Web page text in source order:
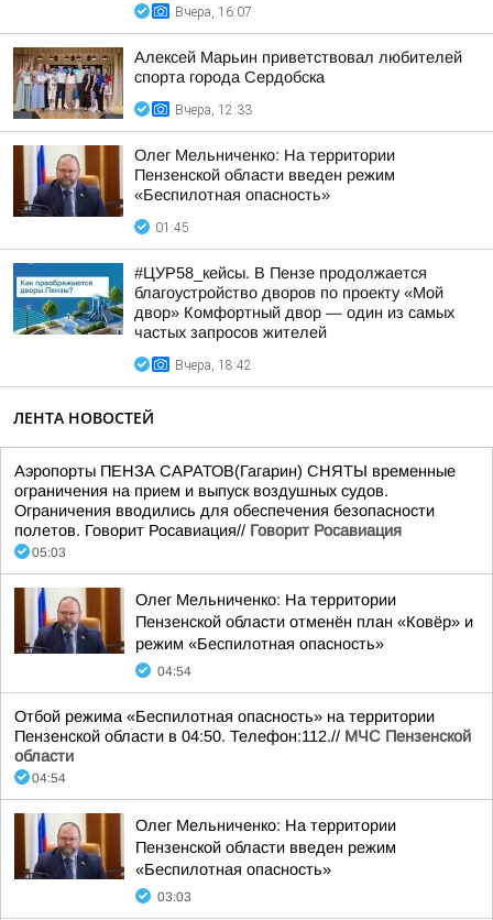
Вчера, 16:07
Алексей Марьин приветствовал любителей
спорта города Сердобска
Вчера, 12:33
Олег Мельниченко: На территории
Пензенской области введен режим
«Беспилотная опасность»
01:45
#ЦУР58_кейсы. В Пензе продолжается
благоустройство дворов по проекту «Мой
двор» Комфортный двор — один из самых
частых запросов жителей
Вчера, 18:42
ЛЕНТА НОВОСТЕЙ
Аэропорты ПЕНЗА САРАТОВ(Гагарин) СНЯТЫ временные
ограничения на прием и выпуск воздушных судов.
Ограничения вводились для обеспечения безопасности
полетов. Говорит Росавиация// Говорит Росавиация
05:03
Олег Мельниченко: На территории
Пензенской области отменён план «Ковёр» и
режим «Беспилотная опасность»
04:54
Отбой режима «Беспилотная опасность» на территории
Пензенской области в 04:50. Телефон:112.// МЧС Пензенской
области
04:54
Олег Мельниченко: На территории
Пензенской области введен режим
«Беспилотная опасность»
03:03